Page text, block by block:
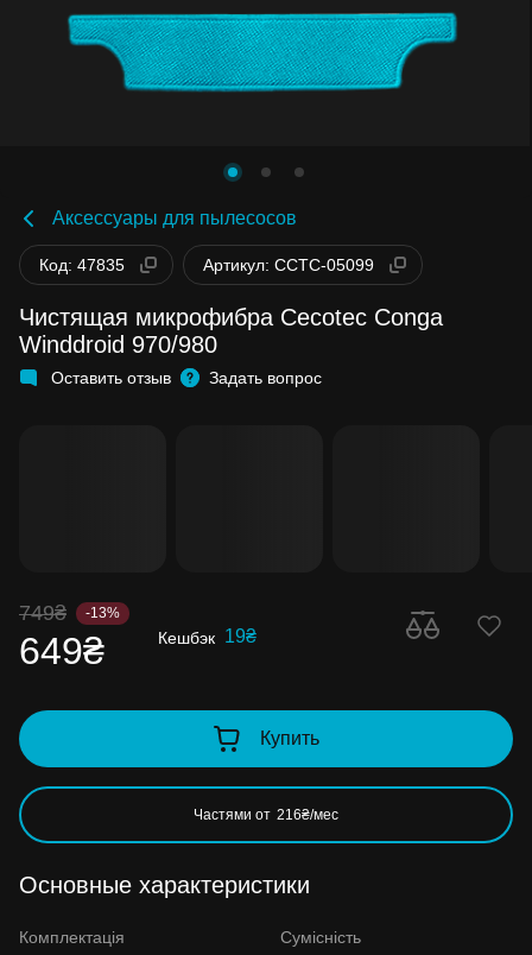
Аксессуары для пылесосов
Код: 47835 Артикул: CCTC-05099
Чистящая микрофибра Cecotec Conga
Winddroid 970/980
Оставить отзыв Задать вопрос
749₴ -13%
649₴ Кешбэк 19₴
Купить
Частями от 216₴/мес
Основные характеристики
Комплектація
Сумісність